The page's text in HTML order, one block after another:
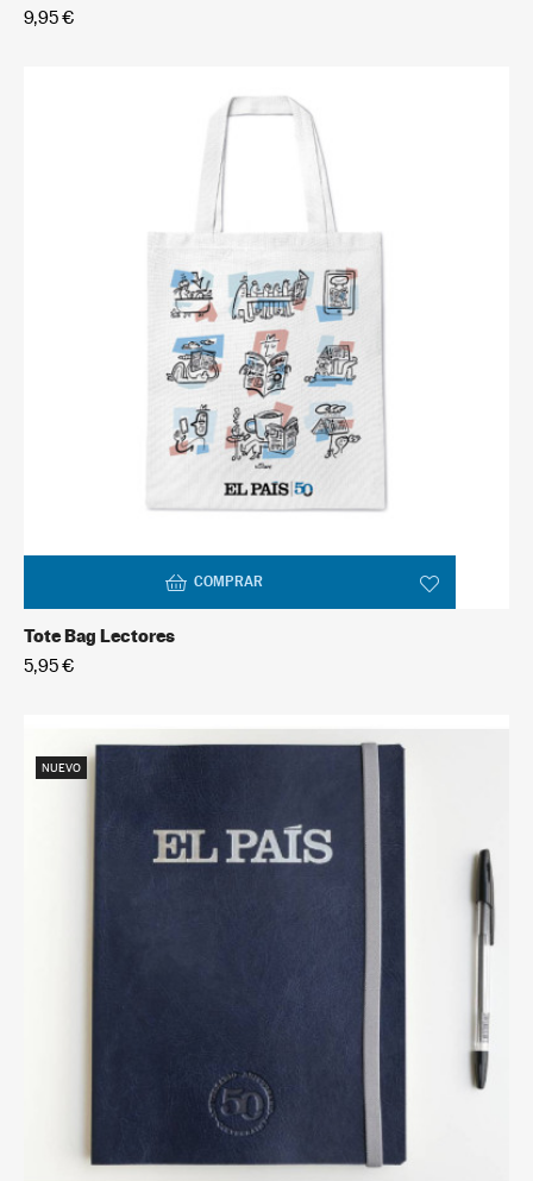
9,95 €
COMPRAR
Tote Bag Lectores
5,95 €
NUEVO